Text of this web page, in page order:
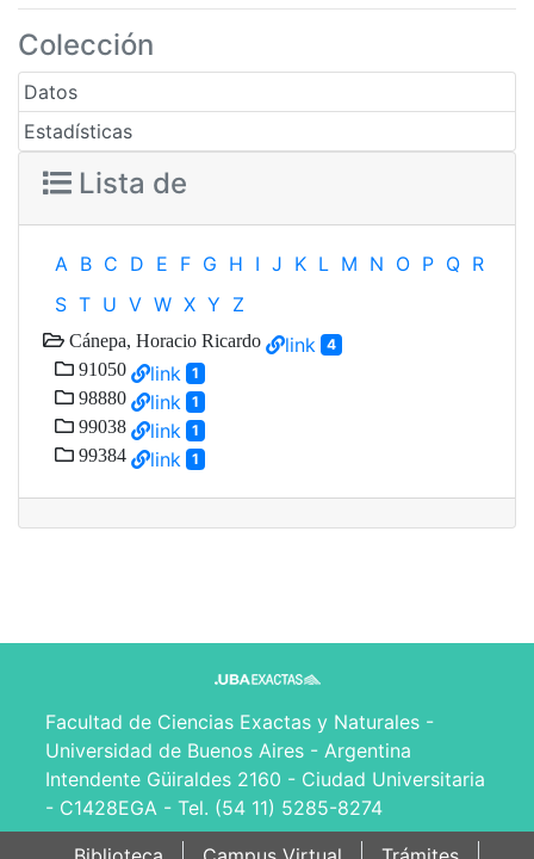
Colección
Datos
Estadísticas
Lista de
A B C D E F G H I J K L M N O P Q R
S T U V W X Y Z
Cánepa, Horacio Ricardo link 4
91050 link 1
98880 link 1
99038 link 1
99384 link 1
Facultad de Ciencias Exactas y Naturales -
Universidad de Buenos Aires - Argentina
Intendente Güiraldes 2160 - Ciudad Universitaria
- C1428EGA - Tel. (54 11) 5285-8274